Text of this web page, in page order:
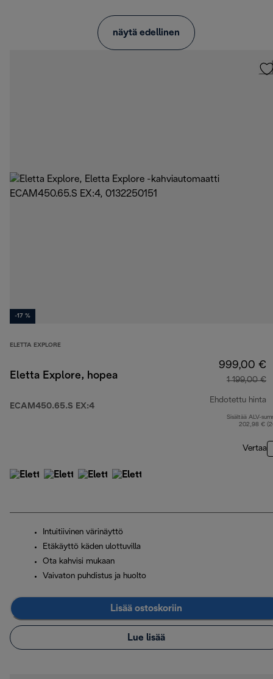
näytä edellinen
-17 %
ELETTA EXPLORE
Eletta Explore, hopea
ECAM450.65.S EX:4
999,00 €
1 199,00 €
Ehdotettu hinta
Sisältää ALV-
202,98 €
Vertaa
Intuitiivinen värinäyttö
Etäkäyttö käden ulottuvilla
Ota kahvisi mukaan
Vaivaton puhdistus ja huolto
Lisää ostoskoriin
Lue lisää